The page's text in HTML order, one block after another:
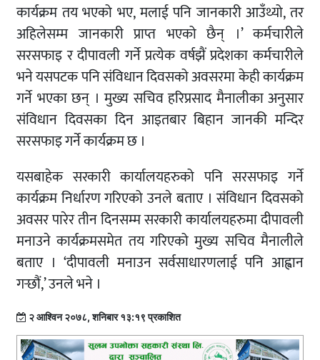
कार्यक्रम तय भएको भए, मलाई पनि जानकारी आउँथ्यो, तर
अहिलेसम्म जानकारी प्राप्त भएको छैन् ।’ कर्मचारीले
सरसफाइ र दीपावली गर्ने प्रत्येक वर्षझैं प्रदेशका कर्मचारीले
भने यसपटक पनि संविधान दिवसको अवसरमा केही कार्यक्रम
गर्ने भएका छन् । मुख्य सचिव हरिप्रसाद मैनालीका अनुसार
संविधान दिवसका दिन आइतबार बिहान जानकी मन्दिर
सरसफाइ गर्ने कार्यक्रम छ ।
यसबाहेक सरकारी कार्यालयहरुको पनि सरसफाइ गर्ने
कार्यक्रम निर्धारण गरिएको उनले बताए । संविधान दिवसको
अवसर पारेर तीन दिनसम्म सरकारी कार्यालयहरुमा दीपावली
मनाउने कार्यक्रमसमेत तय गरिएको मुख्य सचिव मैनालीले
बताए । ‘दीपावली मनाउन सर्वसाधारणलाई पनि आह्वान
गर्‍छौं,’ उनले भने ।
२ आश्विन २०७८, शनिबार १३:१९ प्रकाशित